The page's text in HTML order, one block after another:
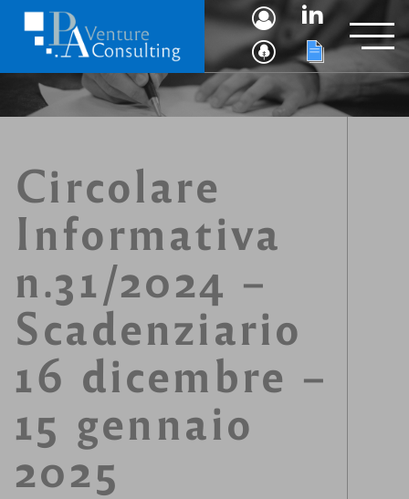
Circolare
Informativa
n.31/2024 –
Scadenziario
16 dicembre –
15 gennaio
2025